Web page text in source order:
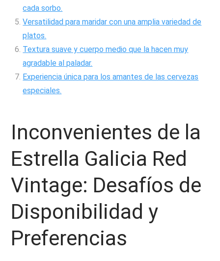
cada sorbo.
Versatilidad para maridar con una amplia variedad de
platos.
Textura suave y cuerpo medio que la hacen muy
agradable al paladar.
Experiencia única para los amantes de las cervezas
especiales.
Inconvenientes de la
Estrella Galicia Red
Vintage: Desafíos de
Disponibilidad y
Preferencias